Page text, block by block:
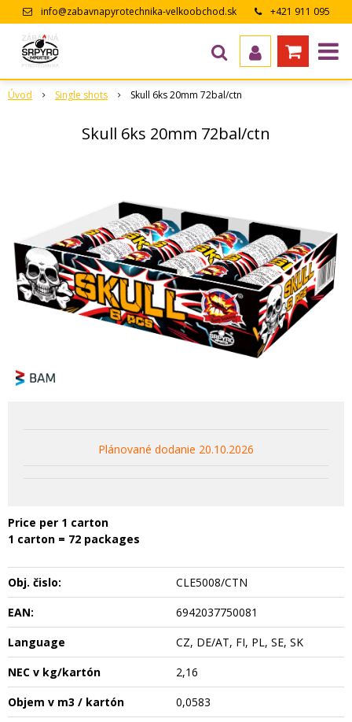
info@zabavnapyrotechnika-velkoobchod.sk
+421 911 095
Úvod Single shots Skull 6ks 20mm 72bal/ctn
Skull 6ks 20mm 72bal/ctn
Plánované dodanie 20.10.2026
Price per 1 carton
1 carton = 72 packages
Obj. čislo:
CLE5008/CTN
EAN:
6942037750081
Language
CZ, DE/AT, FI, PL, SE, SK
NEC v kg/kartón
2,16
Objem v m3 / kartón
0,0583